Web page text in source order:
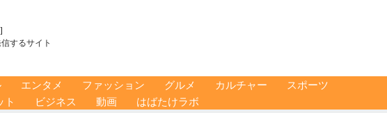
するサイト
エンタメ ファッション グルメ カルチャー
スポーツ
ト ビジネス 動画 はばたけラボ